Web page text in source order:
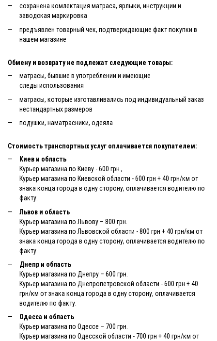
сохранена комлектация матраса, ярлыки, инструкции и
заводская маркировка
предъявлен товарный чек, подтверждающие факт покупки в
нашем магазине
Обмену и возврату не подлежат следующие товары:
матрасы, бывшие в употреблении и имеющие
следы использования
матрасы, которые изготавливались под индивидуальный заказ
нестандартных размеров
подушки, наматрасники, одеяла
Стоимость транспортных услуг оплачивается покупателем:
Киев и область
Курьер магазина по Киеву - 600 грн.,
Курьер магазина по Киевской области - 600 грн + 40 грн/км от
знака конца города в одну сторону, оплачивается водителю по
факту.
Львов и область
Курьер магазина по Львову – 800 грн.
Курьер магазина по Львовской области - 800 грн + 40 грн/км от
знака конца города в одну сторону, оплачивается водителю по
факту.
Днепр и область
Курьер магазина по Днепру – 600 грн.
Курьер магазина по Днепропетровской области - 600 грн + 40
грн/км от знака конца города в одну сторону, оплачивается
водителю по факту.
Одесса и область
Курьер магазина по Одессе – 700 грн.
Курьер магазина по Одесской области - 700 грн + 40 грн/км от